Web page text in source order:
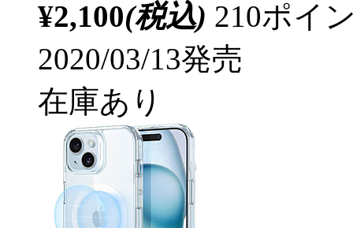
¥2,100(税込) 210ポイ
2020/03/13発売
在庫あり